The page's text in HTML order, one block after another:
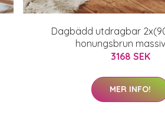
Dagbädd utdragbar
honungsbrun
3168 SEK
MER INFO!